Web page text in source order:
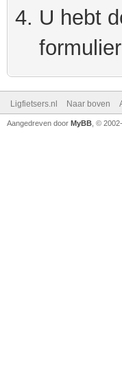
U hebt
Ligfietsers.nl Naar boven
Aangedreven door MyBB , ©